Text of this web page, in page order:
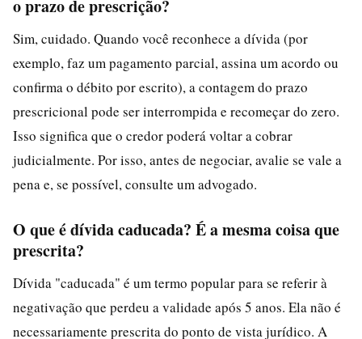
o prazo de prescrição?
Sim, cuidado. Quando você reconhece a dívida (por
exemplo, faz um pagamento parcial, assina um acordo ou
confirma o débito por escrito), a contagem do prazo
prescricional pode ser interrompida e recomeçar do zero.
Isso significa que o credor poderá voltar a cobrar
judicialmente. Por isso, antes de negociar, avalie se vale a
pena e, se possível, consulte um advogado.
O que é dívida caducada? É a mesma coisa que
prescrita?
Dívida "caducada" é um termo popular para se referir à
negativação que perdeu a validade após 5 anos. Ela não é
necessariamente prescrita do ponto de vista jurídico. A